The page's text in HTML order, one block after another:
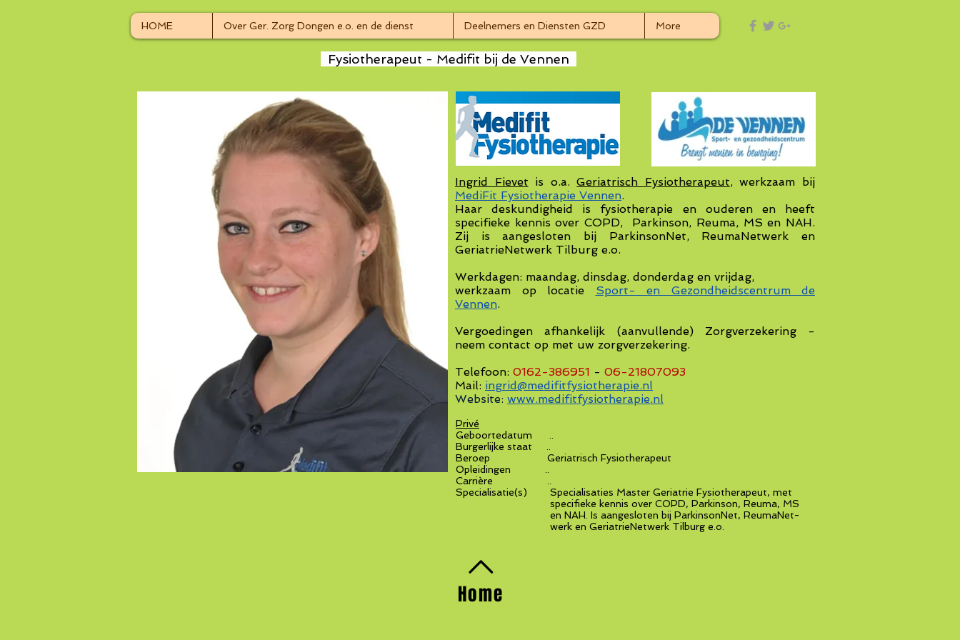
HOME Over Ger. Zorg Dongen e.o. en de dienst Deelnemers en Diensten GZD More
Fysiotherapeut - Medifit bij de Vennen
Ingrid Fievet is o.a.Geriatrisch Fysiotherapeut, werkzaam bij
MediFit Fysiotherapie Vennen.
Haar deskundigheid is fysiotherapie en ouderen en heeft
specifieke kennis over COPD, Parkinson, Reuma, MS en NAH.
Zij is aangesloten bij ParkinsonNet, ReumaNetwerk en
GeriatrieNetwerk Tilburg e.o.
Werkdagen: maandag, dinsdag, donderdag en vrijdag,
werkzaam op locatie Sport- en Gezondheidscentrum de
Vennen.
Vergoedingen afhankelijk (aanvullende) Zorgverzekering -
neem contact op met uw zorgverzekering.
Telefoon: 0162-386951 - 06-21807093
Mail: ingrid@medifitfysiotherapie.nl
Website: www.medifitfysiotherapie.nl
Privé
Geboortedatum ..
Burgerlijke staat ..
Beroep Geriatrisch Fysiotherapeut
Opleidingen ..
Carrière ..
Specialisatie(s) Specialisaties Master Geriatrie Fysiotherapeut, met
specifieke kennis over COPD, Parkinson, Reuma, MS
en NAH. Is aangesloten bij ParkinsonNet, ReumaNet-
werk en GeriatrieNetwerk Tilburg e.o.
Home